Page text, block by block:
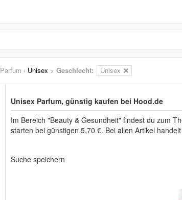
Parfum › Unisex > Geschlecht: Unisex
Unisex Parfum, günstig kaufen bei Hood.de
Im Bereich "Beauty & Gesundheit" findest du zum
starten bei günstigen 5,70 €. Bei allen Artikel
Suche speichern